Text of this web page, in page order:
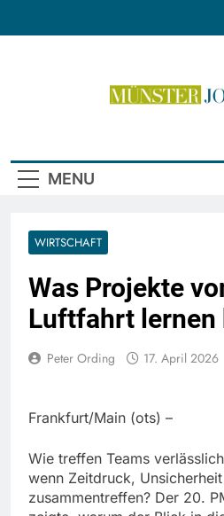
MENU
WIRTSCHAFT
Was Projekte
Luftfahrt lernen
Peter Ording 17. April 2026
Frankfurt/Main (ots) –
Wie treffen Teams
wenn Zeitdruck,
zusammentreffen? Der 20.